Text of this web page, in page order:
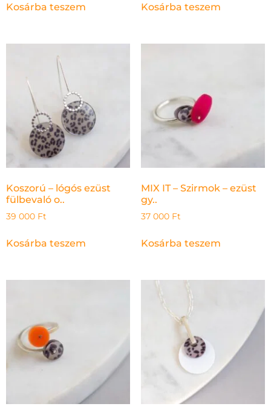
Kosárba teszem Kosárba teszem
Koszorú – lógós ezüst
fülbevaló o..
39 000 Ft
Kosárba teszem
MIX IT – Szirmok – ezüst
gy..
37 000 Ft
Kosárba teszem